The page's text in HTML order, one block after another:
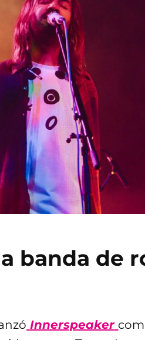
banda de
Innerspeaker